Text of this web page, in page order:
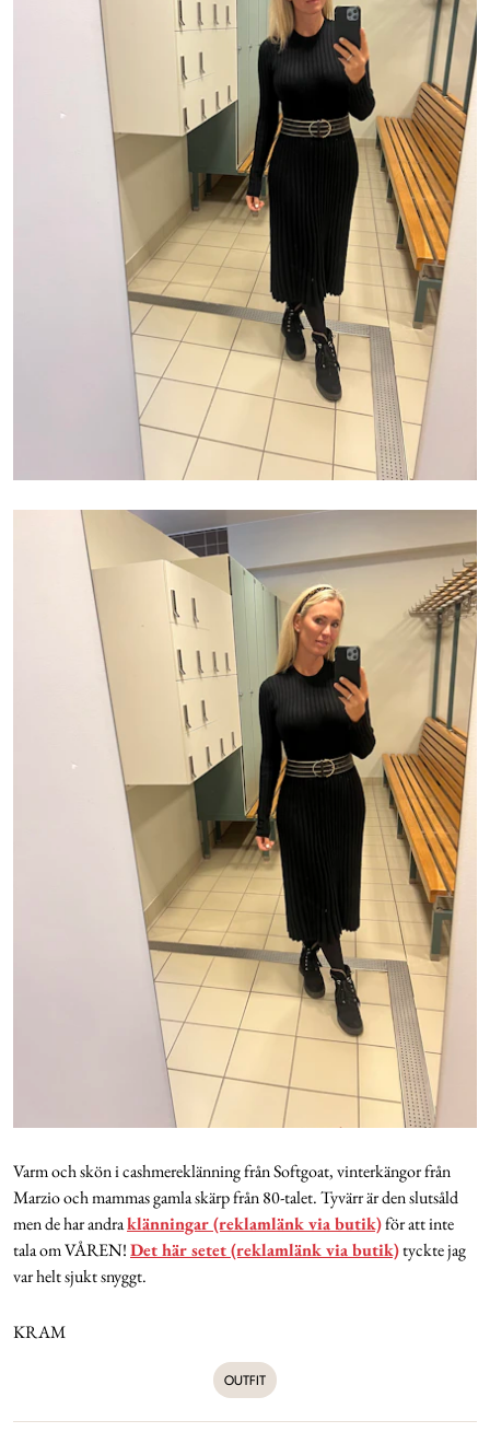
Varm och skön i cashmereklänning från Softgoat, vinterkängor från
Marzio och mammas gamla skärp från 80-talet. Tyvärr är den slutsåld
men de har andraklänningar (reklamlänk via butik)för att inte
tala om VÅREN!Det här setet (reklamlänk via butik)tyckte jag
var helt sjukt snyggt.
KRAM
OUTFIT